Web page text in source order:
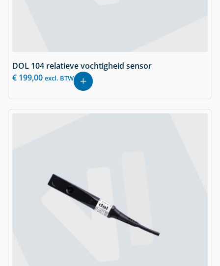
DOL 104 relatieve vochtigheid sensor
€ 199,00 excl. BTW